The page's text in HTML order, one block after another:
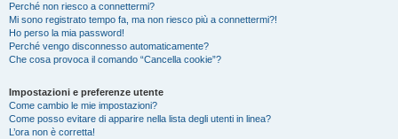
Perché non riesco a connettermi?
Mi sono registrato tempo fa, ma non riesco più a connettermi?!
Ho perso la mia password!
Perché vengo disconnesso automaticamente?
Che cosa provoca il comando “Cancella cookie”?
Impostazioni e preferenze utente
Come cambio le mie impostazioni?
Come posso evitare di apparire nella lista degli utenti in linea?
L’ora non è corretta!